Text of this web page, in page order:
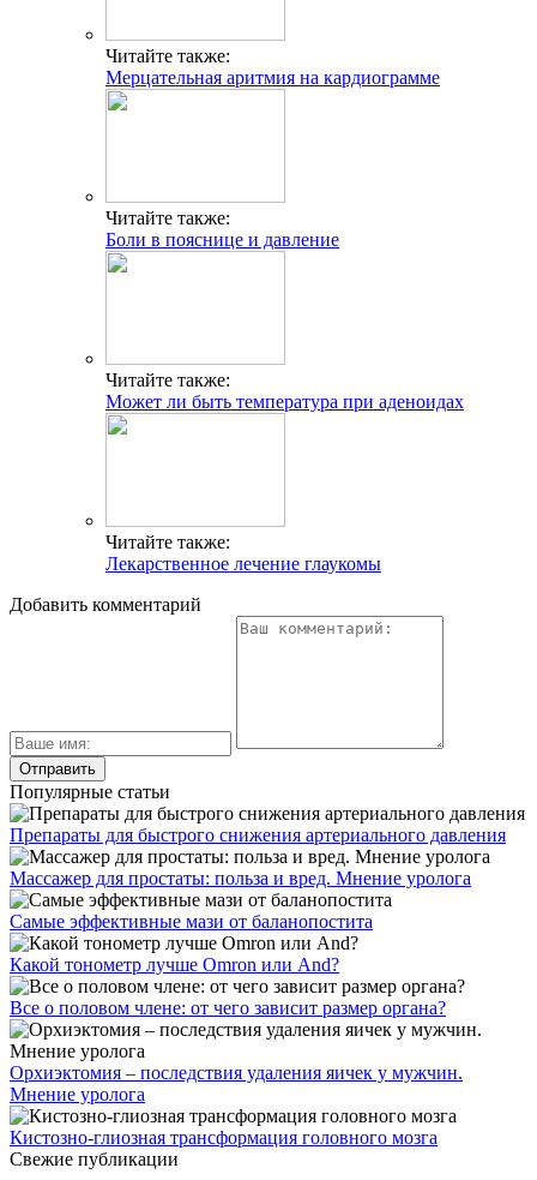
Читайте также:
Мерцательная аритмия на кардиограмме
Читайте также:
Боли в пояснице и давление
Читайте также:
Может ли быть температура при аденоидах
Читайте также:
Лекарственное лечение глаукомы
Добавить комментарий
Популярные статьи
Препараты для быстрого снижения артериального давления
Массажер для простаты: польза и вред. Мнение уролога
Самые эффективные мази от баланопостита
Какой тонометр лучше Omron или And?
Все о половом члене: от чего зависит размер органа?
Орхиэктомия – последствия удаления яичек у мужчин.
Мнение уролога
Кистозно-глиозная трансформация головного мозга
Свежие публикации